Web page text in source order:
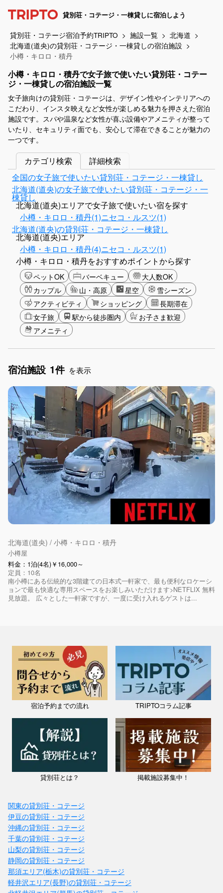
貸別荘・コテージ・一棟貸しに宿泊しよう
貸別荘・コテージ宿泊予約TRIPTO 施設一覧
北海道
北海道(道央)の貸別荘・コテージ・一棟貸しの宿泊施設
小樽・キロロ・積丹
小樽・キロロ・積丹で女子旅で使いたい貸別荘・コテー
ジ・一棟貸しの宿泊施設一覧
女子旅向けの貸別荘・コテージは、デザイン性やインテリアへの
こだわり、インスタ映えなど女性が楽しめる魅力を押さえた宿泊
施設です。スパや温泉など女性が喜ぶ設備やアメニティが整って
いたり、セキュリティ面でも、安心して滞在できることが魅力の
一つです。
カテゴリ検索
詳細検索
全国の女子旅で使いたい貸別荘・コテージ・一棟貸し
北海道(道央)の女子旅で使いたい貸別荘・コテージ・一
棟貸し
北海道(道央)エリアで女子旅で使いたい宿を探す
小樽・キロロ・積丹(1)ニセコ・ルスツ(1)
北海道(道央)の貸別荘・コテージ・一棟貸し
北海道(道央)エリア
小樽・キロロ・積丹(4)ニセコ・ルスツ(1)
小樽・キロロ・積丹をおすすめポイントから探す
ペットOK バーベキュー
大人数OK
カップル
山・高原 星空
雪シーズン
アクティビティ
ショッピング
長期滞在
女子旅
駅から徒歩圏内
お子さま歓迎
アメニティ
宿泊施設 1件 を表示
北海道(道央) / 小樽・キロロ・積丹
小樽屋
料金：1泊(4名)￥16,000～
定員：10名
南小樽にある伝統的な3階建ての日本式一軒家で、最も便利なロケーシ
ョンで最も快適な専用スペースをお楽しみいただけます>NETFLIX 無料
見放題。 広々とした一軒家ですが、一度に受け入れるゲストは...
宿泊予約までの流れ TRIPTOコラム記事
貸別荘とは？ 掲載施設募集中！
関東の貸別荘・コテージ
伊豆の貸別荘・コテージ
沖縄の貸別荘・コテージ
千葉の貸別荘・コテージ
山梨の貸別荘・コテージ
静岡の貸別荘・コテージ
那須エリア(栃木)の貸別荘・コテージ
軽井沢エリア(長野)の貸別荘・コテージ